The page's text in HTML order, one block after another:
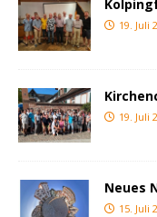
19. Juli
19. Juli
Neues
15. Juli